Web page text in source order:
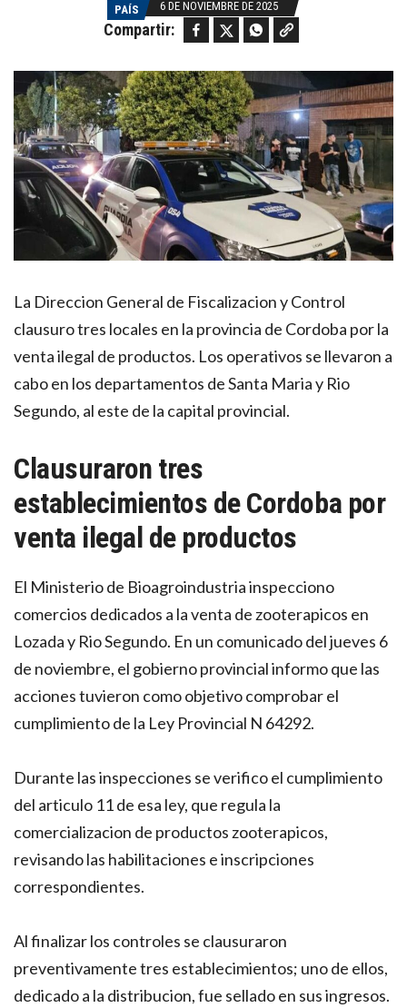
PAÍS 6 DE NOVIEMBRE DE 2025
Compartir: Facebook Twitter WhatsApp Copy link
La Direccion General de Fiscalizacion y Control
clausuro tres locales en la provincia de Cordoba por la
venta ilegal de productos. Los operativos se llevaron a
cabo en los departamentos de Santa Maria y Rio
Segundo, al este de la capital provincial.
Clausuraron tres
establecimientos de Cordoba por
venta ilegal de productos
El Ministerio de Bioagroindustria inspecciono
comercios dedicados a la venta de zooterapicos en
Lozada y Rio Segundo. En un comunicado del jueves 6
de noviembre, el gobierno provincial informo que las
acciones tuvieron como objetivo comprobar el
cumplimiento de la Ley Provincial N 64292.
Durante las inspecciones se verifico el cumplimiento
del articulo 11 de esa ley, que regula la
comercializacion de productos zooterapicos,
revisando las habilitaciones e inscripciones
correspondientes.
Al finalizar los controles se clausuraron
preventivamente tres establecimientos; uno de ellos,
dedicado a la distribucion, fue sellado en sus ingresos.